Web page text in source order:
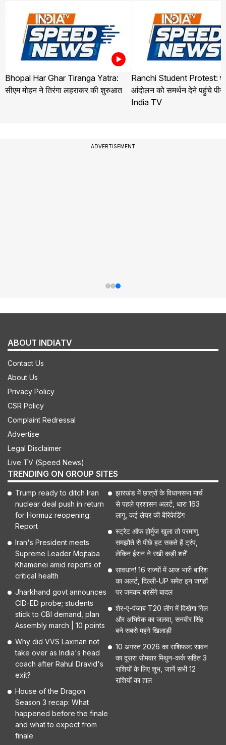
Bhopal Har Ghar Tiranga Yatra:
सीएम मोहन ने तिरंगा लहराकर की शुरुआत
Ranchi Student Protest:
आंदोलन को समर्थन देने पहुंचे
India TV
ADVERTISEMENT
ABOUT INDIATV
Contact Us
About Us
Privacy Policy
CSR Policy
Complaint Redressal
Advertise
Legal Disclaimer
Live TV (Speed News)
TRENDING ON GROUP SITES
Trump ready to ditch Iran
nuclear deal push in return
for Hormuz reopening:
Report
Iran's President meets
Supreme Leader Mojtaba
Khamenei amid reports of
critical health
Jharkhand govt announces
CID-ED probe; students
stick to CBI demand, plan
Assembly march | 10 points
Why did VVS Laxman not
take over as India's head
coach after Rahul Dravid's
exit?
House of the Dragon
Season 3 recap: What
happened before the finale
and what to expect from
finale
झारखंड में छात्रों के विधानसभा मार्च
से पहले प्रशासन अलर्ट, धारा 163
लागू, कई लेयर की बैरिकेडिंग
स्ट्रेट ऑफ होर्मुज खुला तो परमाणु
समझौते से पीछे हट सकते हैं ट्रंप,
लेकिन ईरान ने रखी कड़ी शर्तें
सावधान! 16 राज्यों में आज भारी बारिश
का अलर्ट, दिल्ली-UP समेत इन जगहों
पर जमकर बरसेंगे बादल
शेर-ए-पंजाब T20 लीग में दिखेगा गिल
और अभिषेक का जलवा, सनवीर सिंह
बने सबसे महंगे खिलाड़ी
10 अगस्त 2026 का राशिफल: सावन
का दूसरा सोमवार मिथुन-कर्क सहित 3
राशियों के लिए शुभ, जानें सभी 12
राशियों का हाल